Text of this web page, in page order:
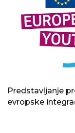
Predstavljanje
evropske